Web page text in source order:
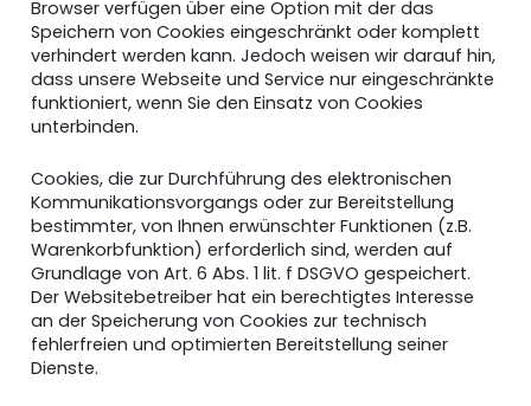
Browser verfügen über eine Option mit der das
Speichern von Cookies eingeschränkt oder komplett
verhindert werden kann. Jedoch weisen wir darauf hin,
dass unsere Webseite und Service nur eingeschränkte
funktioniert, wenn Sie den Einsatz von Cookies
unterbinden.
Cookies, die zur Durchführung des elektronischen
Kommunikationsvorgangs oder zur Bereitstellung
bestimmter, von Ihnen erwünschter Funktionen (z.B.
Warenkorbfunktion) erforderlich sind, werden auf
Grundlage von Art. 6 Abs. 1 lit. f DSGVO gespeichert.
Der Websitebetreiber hat ein berechtigtes Interesse
an der Speicherung von Cookies zur technisch
fehlerfreien und optimierten Bereitstellung seiner
Dienste.